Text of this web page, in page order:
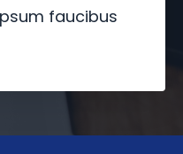
faucibus